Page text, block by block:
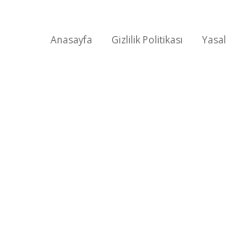
Anasayfa Gizlilik Politikası